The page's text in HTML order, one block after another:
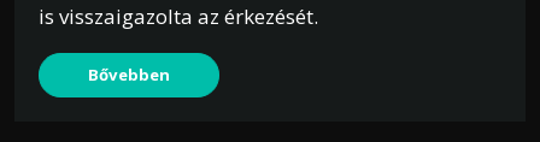
is visszaigazolta az érkezését.
Bővebben